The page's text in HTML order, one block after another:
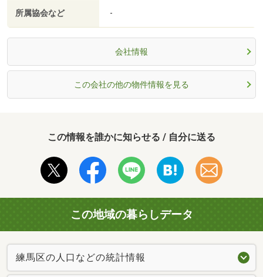
所属協会など -
会社情報
この会社の他の物件情報を見る
この情報を誰かに知らせる / 自分に送る
この地域の暮らしデータ
練馬区の人口などの統計情報